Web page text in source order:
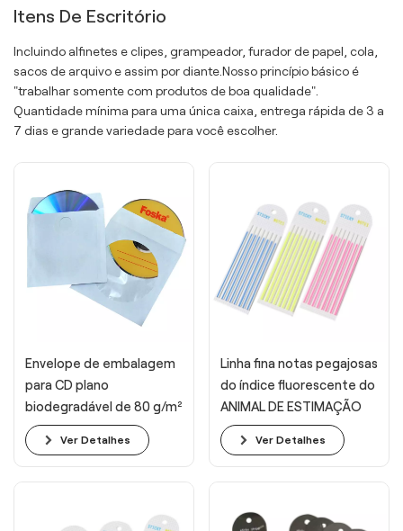
Itens De Escritório
Incluindo alfinetes e clipes, grampeador, furador de papel, cola,
sacos de arquivo e assim por diante.Nosso princípio básico é
"trabalhar somente com produtos de boa qualidade".
Quantidade mínima para uma única caixa, entrega rápida de 3 a
7 dias e grande variedade para você escolher.
Envelope de embalagem
para CD plano
biodegradável de 80 g/m²
Ver Detalhes
Linha fina notas pegajosas
do índice fluorescente do
ANIMAL DE ESTIMAÇÃO
da cor de néon
Ver Detalhes